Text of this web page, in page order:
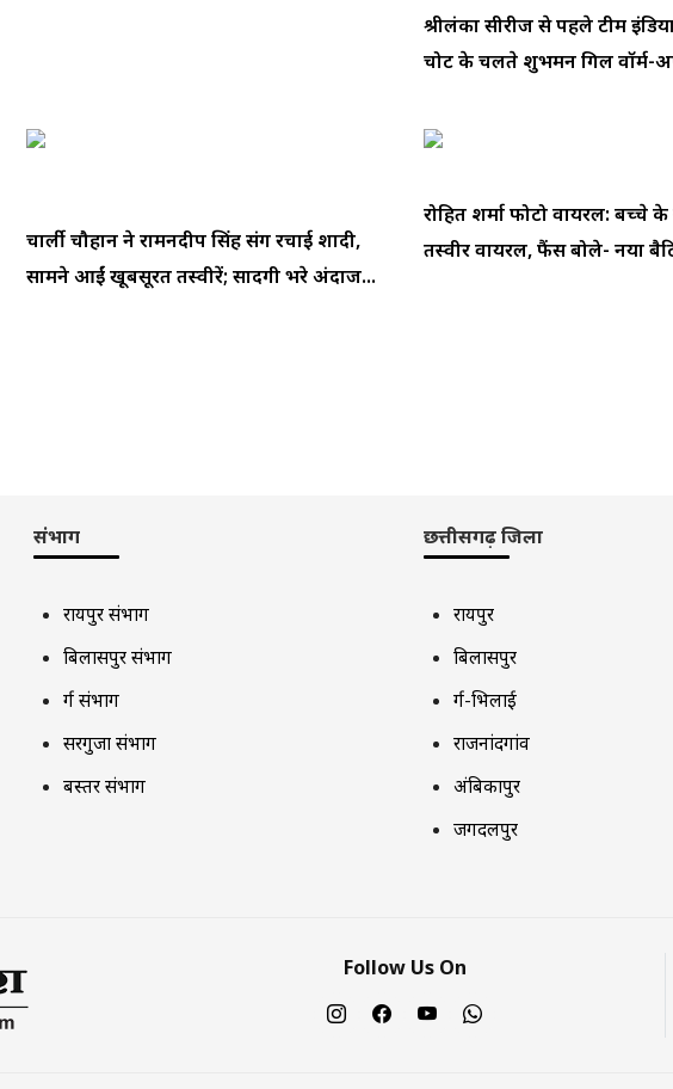
श्रीलंका सीरीज से पहले टीम
चोट के चलते शुभमन गिल वॉर्म-
चार्ली चौहान ने रामनदीप सिंह संग रचाई शादी,
सामने आईं खूबसूरत तस्वीरें; सादगी भरे अंदाज...
रोहित शर्मा फोटो वायरल: बच्चे के
तस्वीर वायरल, फैंस बोले- नया
संभाग
रायपुर संभाग
बिलासपुर संभाग
दुर्ग संभाग
सरगुजा संभाग
बस्तर संभाग
छत्तीसगढ़ जिला
रायपुर
बिलासपुर
दुर्ग-भिलाई
राजनांदगांव
अंबिकापुर
जगदलपुर
Follow Us On